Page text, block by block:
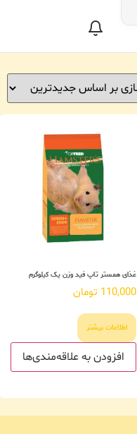
غذای همستر تاپ فید وزن یک کیلوگرم
110,000 تومان
اطلاعات بیشتر
افزودن به علاقه‌مندی‌ها